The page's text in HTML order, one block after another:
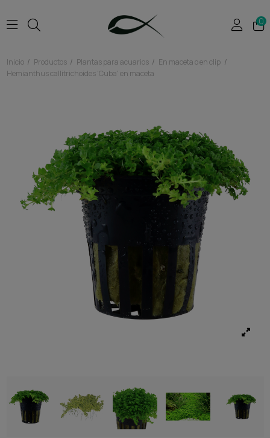
0
Inicio Productos Plantas para acuarios
En maceta o en clip
Hemianthus callitrichoides 'Cuba' en maceta